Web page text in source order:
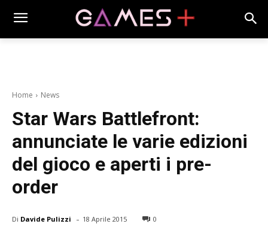
Home News
Star Wars Battlefront:
annunciate le varie edizioni
del gioco e aperti i pre-
order
Di Davide Pulizzi - 18 Aprile 2015 0